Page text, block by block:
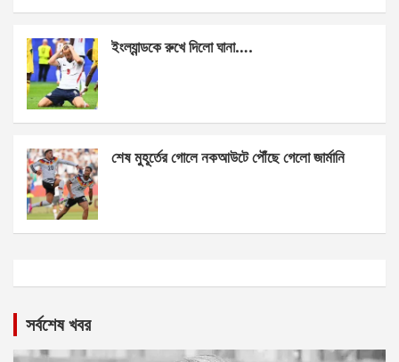
ইংল্যান্ডকে রুখে দিলো ঘানা….
শেষ মুহূর্তের গোলে নকআউটে পৌঁছে গেলো জার্মানি
সর্বশেষ খবর